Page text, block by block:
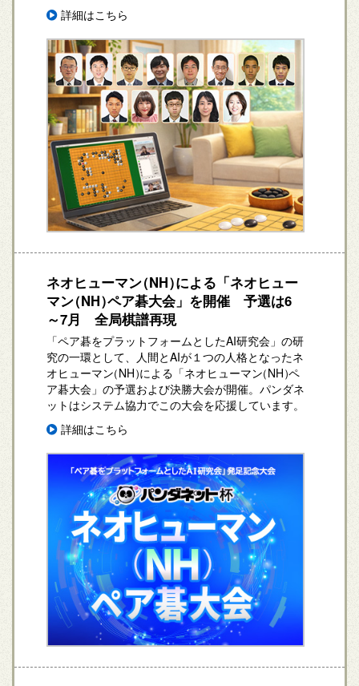
詳細はこちら
ネオヒューマン（NH）による「ネオヒュー
マン（NH）ペア碁大会」を開催 予選は6
～7月 全局棋譜再現
「ペア碁をプラットフォームとしたAI研究会」の研
究の一環として、人間とAIが１つの人格となったネ
オヒューマン（NH）による「ネオヒューマン（NH）ペ
ア碁大会」の予選および決勝大会が開催。パンダネ
ットはシステム協力でこの大会を応援しています。
詳細はこちら